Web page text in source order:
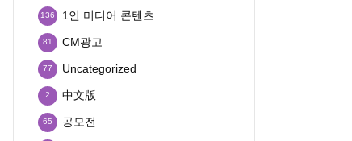
1인 미디어 콘텐츠
136
CM광고
81
Uncategorized
77
中文版
2
공모전
65